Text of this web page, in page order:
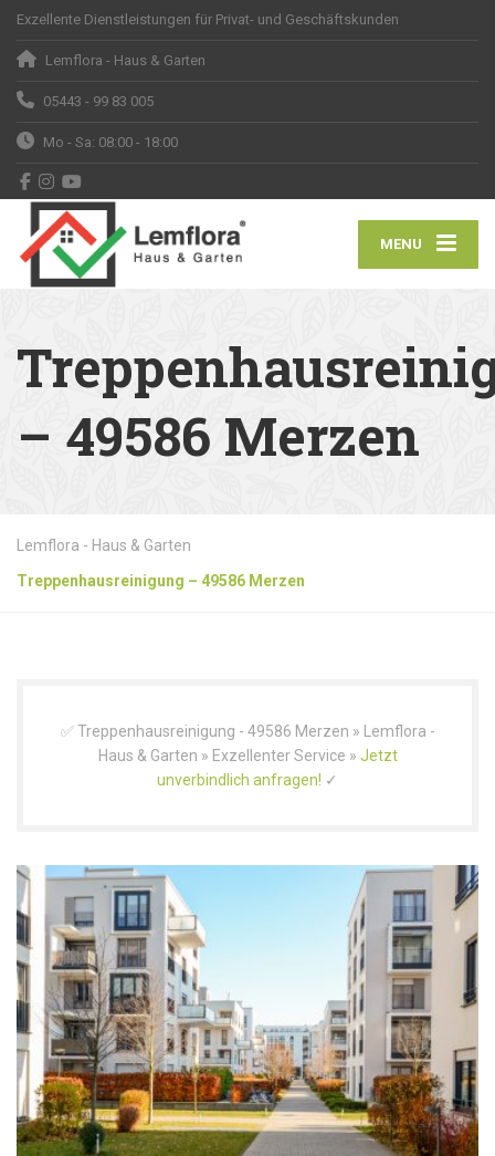
Exzellente Dienstleistungen für Privat- und Geschäftskunden
Lemflora - Haus & Garten
05443 - 99 83 005
Mo - Sa: 08:00 - 18:00
MENU
– 49586 Merzen
Lemflora - Haus & Garten
Treppenhausreinigung – 49586 Merzen
✅ Treppenhausreinigung - 49586 Merzen » Lemflora -
Haus & Garten » Exzellenter Service » Jetzt
unverbindlich anfragen! ✓